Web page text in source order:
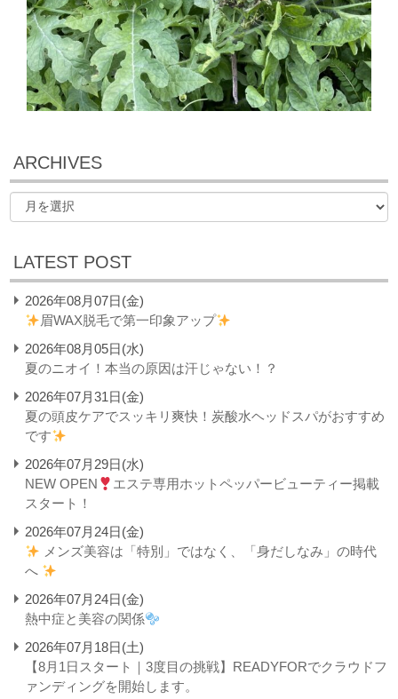
ARCHIVES
LATEST POST
2026年08月07日(金)
眉WAX脱毛で第一印象アップ
2026年08月05日(水)
夏のニオイ！本当の原因は汗じゃない！？
2026年07月31日(金)
夏の頭皮ケアでスッキリ爽快！炭酸水ヘッドスパがおすすめ
です
2026年07月29日(水)
NEW OPEN
エステ専用ホットペッパービューティー掲載
スタート！
2026年07月24日(金)
メンズ美容は「特別」ではなく、「身だしなみ」の時代
へ
2026年07月24日(金)
熱中症と美容の関係
2026年07月18日(土)
【8月1日スタート｜3度目の挑戦】READYFORでクラウドフ
ァンディングを開始します。